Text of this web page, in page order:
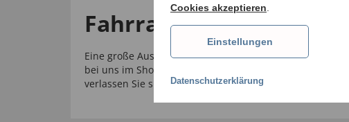
Fahrrad-Zubehör für E-
Eine große Auswahl an hochwertigem Fahrrad- und E-
bei uns im Shop auf Sanpura.de! Bestellen Sie bequem
verlassen Sie sich auf unsere langjährige Erfahrung im
Cookies akzeptieren
Einstellungen
Datenschutzerklärung